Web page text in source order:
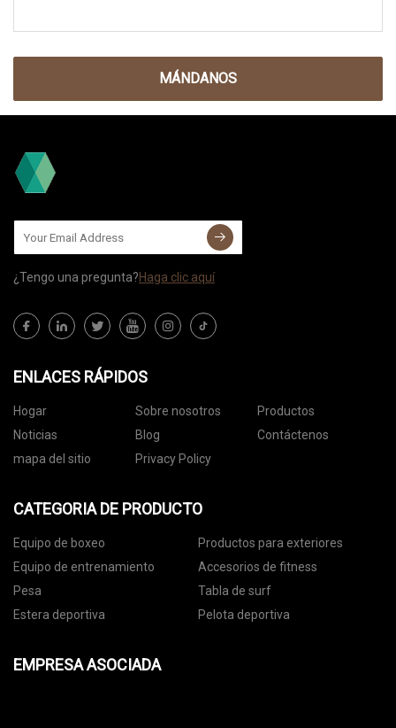
MÁNDANOS
¿Tengo una pregunta?Haga clic aquí
ENLACES RÁPIDOS
Hogar Sobre nosotros
Productos
Noticias
Blog
Contáctenos
mapa del sitio
Privacy Policy
CATEGORIA DE PRODUCTO
Equipo de boxeo
Productos para exteriores
Equipo de entrenamiento
Accesorios de fitness
Pesa
Tabla de surf
Estera deportiva
Pelota deportiva
EMPRESA ASOCIADA